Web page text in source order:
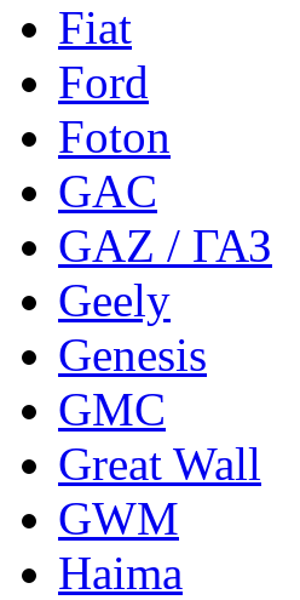
Fiat
Ford
Foton
GAC
GAZ / ГАЗ
Geely
Genesis
GMC
Great Wall
GWM
Haima